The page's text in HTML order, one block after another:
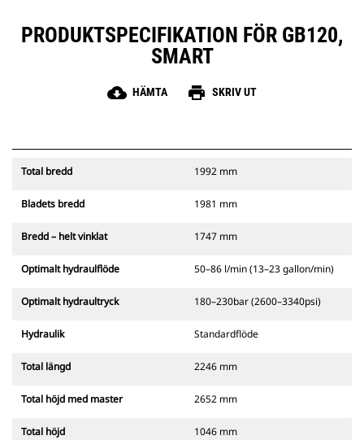
PRODUKTSPECIFIKATION FÖR GB120,
SMART
cloud_download HÄMTA print SKRIV UT
Total bredd 1992 mm
Bladets bredd 1981 mm
Bredd – helt vinklat 1747 mm
Optimalt hydraulflöde 50–86 l/min (13–23 gallon/min)
Optimalt hydraultryck 180–230bar (2600–3340psi)
Hydraulik Standardflöde
Total längd 2246 mm
Total höjd med master 2652 mm
Total höjd 1046 mm